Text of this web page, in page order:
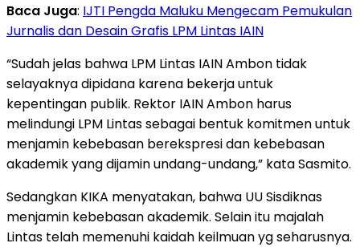
Baca Juga: IJTI Pengda Maluku Mengecam Pemukulan
Jurnalis dan Desain Grafis LPM Lintas IAIN
“Sudah jelas bahwa LPM Lintas IAIN Ambon tidak
selayaknya dipidana karena bekerja untuk
kepentingan publik. Rektor IAIN Ambon harus
melindungi LPM Lintas sebagai bentuk komitmen untuk
menjamin kebebasan berekspresi dan kebebasan
akademik yang dijamin undang-undang,” kata Sasmito.
Sedangkan KIKA menyatakan, bahwa UU Sisdiknas
menjamin kebebasan akademik. Selain itu majalah
Lintas telah memenuhi kaidah keilmuan yg seharusnya.